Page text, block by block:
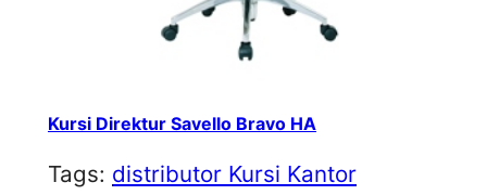
Kursi Direktur Savello Bravo HA
Tags: distributor Kursi Kantor